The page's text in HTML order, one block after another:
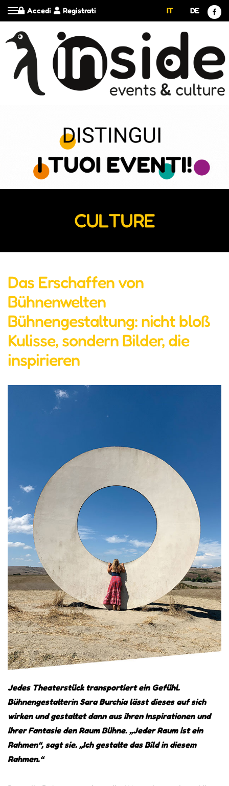
Registrati
Accedi IT DE
CULTURE
Das Erschaffen von
Bühnenwelten
Bühnengestaltung: nicht bloß
Kulisse, sondern Bilder, die
inspirieren
Jedes Theaterstück transportiert ein Gefühl.
Bühnengestalterin Sara Burchia lässt dieses auf sich
wirken und gestaltet dann aus ihren Inspirationen und
ihrer Fantasie den Raum Bühne. „Jeder Raum ist ein
Rahmen“, sagt sie. „Ich gestalte das Bild in diesem
Rahmen.“